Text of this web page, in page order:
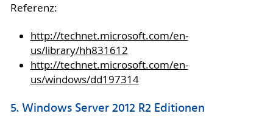
Referenz:
http://technet.microsoft.com/en-
us/library/hh831612
http://technet.microsoft.com/en-
us/windows/dd197314
5. Windows Server 2012 R2 Editionen